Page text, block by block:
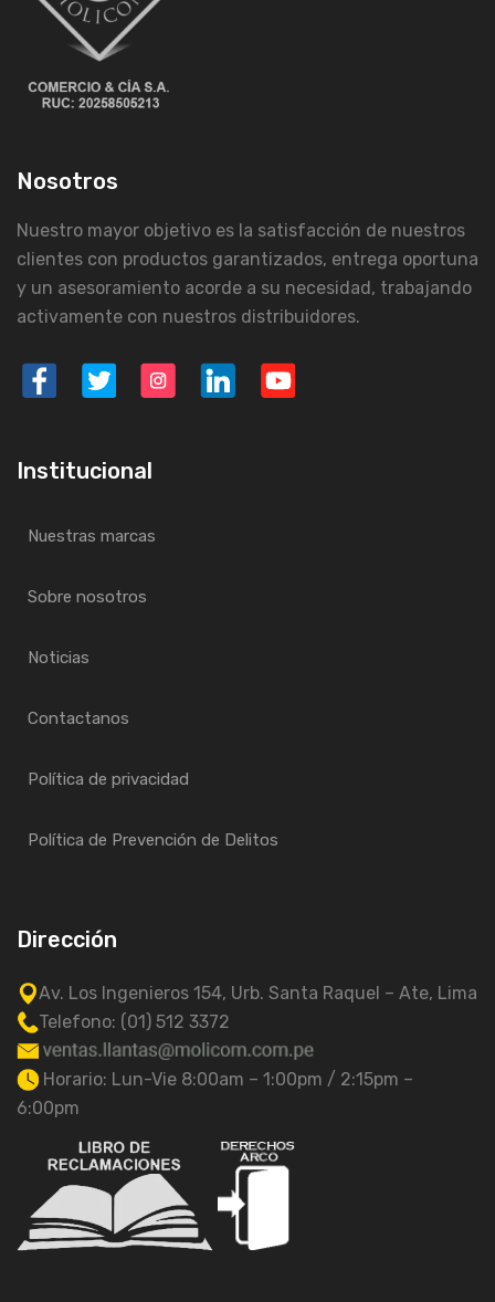
Nosotros
Nuestro mayor objetivo es la satisfacción de nuestros
clientes con productos garantizados, entrega oportuna
y un asesoramiento acorde a su necesidad, trabajando
activamente con nuestros distribuidores.
Institucional
Nuestras marcas
Sobre nosotros
Noticias
Contactanos
Política de privacidad
Política de Prevención de Delitos
Dirección
Av. Los Ingenieros 154, Urb. Santa Raquel – Ate, Lima
Telefono: (01) 512 3372
Horario: Lun-Vie 8:00am – 1:00pm / 2:15pm –
6:00pm